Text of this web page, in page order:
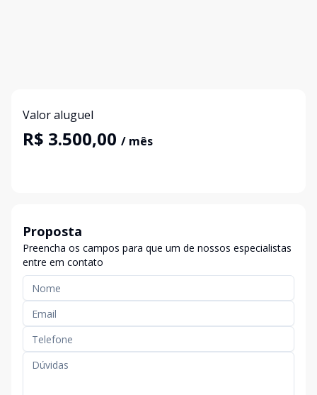
Valor aluguel
R$ 3.500,00 / mês
Proposta
Preencha os campos para que um de nossos especialistas
entre em contato